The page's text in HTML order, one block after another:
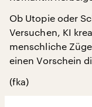
Ob Utopie oder
Versuchen, KI
menschliche
einen Vorschein
(fka)